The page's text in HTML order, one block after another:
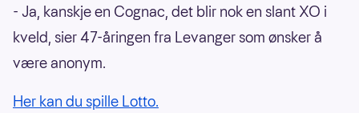
- Ja, kanskje en Cognac, det blir nok en slant XO i
kveld, sier 47-åringen fra Levanger som ønsker å
være anonym.
Her kan du spille Lotto.